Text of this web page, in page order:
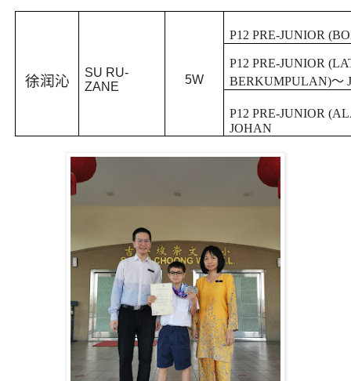
徐润沁
SU RU-
ZANE
5W
P12 PRE-JUNIOR
P12 PRE-JUNIOR
BERKUMPULAN)～
P12 PRE-JUNIOR
JOHAN